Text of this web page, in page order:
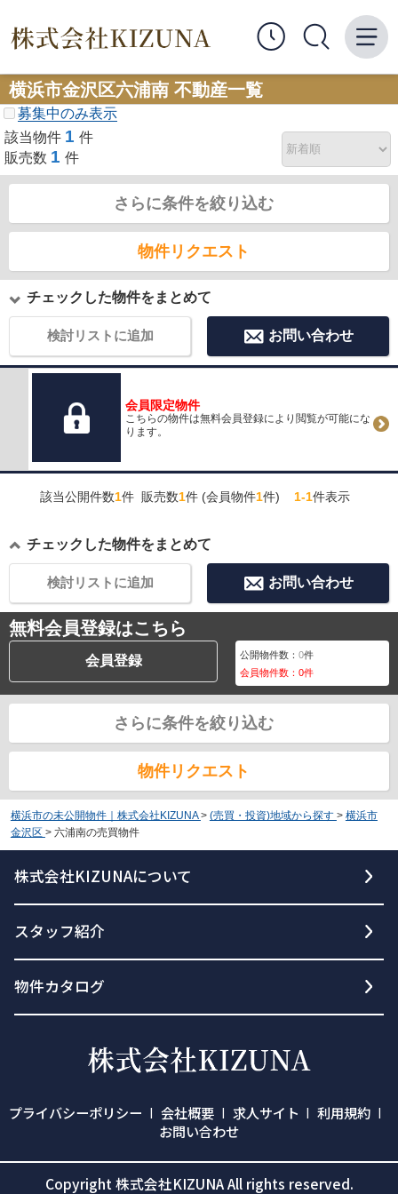
横浜市金沢区六浦南 不動産一覧
募集中のみ表示
該当物件 1 件
販売数 1 件
さらに条件を絞り込む
物件リクエスト
チェックした物件をまとめて
検討リストに追加 お問い合わせ
会員限定物件
こちらの物件は無料会員登録により閲覧が可能にな
ります。
該当公開件数1件 販売数1件 (会員物件1件) 1-1件表示
チェックした物件をまとめて
お問い合わせ
検討リストに追加
無料会員登録はこちら
会員登録 公開物件数：0件
会員物件数：0件
さらに条件を絞り込む
物件リクエスト
横浜市の未公開物件｜株式会社KIZUNA > (売買・投資)地域から探す > 横浜市
金沢区 > 六浦南の売買物件
株式会社KIZUNAについて
スタッフ紹介
物件カタログ
プライバシーポリシー 会社概要 求人サイト
利用規約
お問い合わせ
Copyright 株式会社KIZUNA All rights reserved.